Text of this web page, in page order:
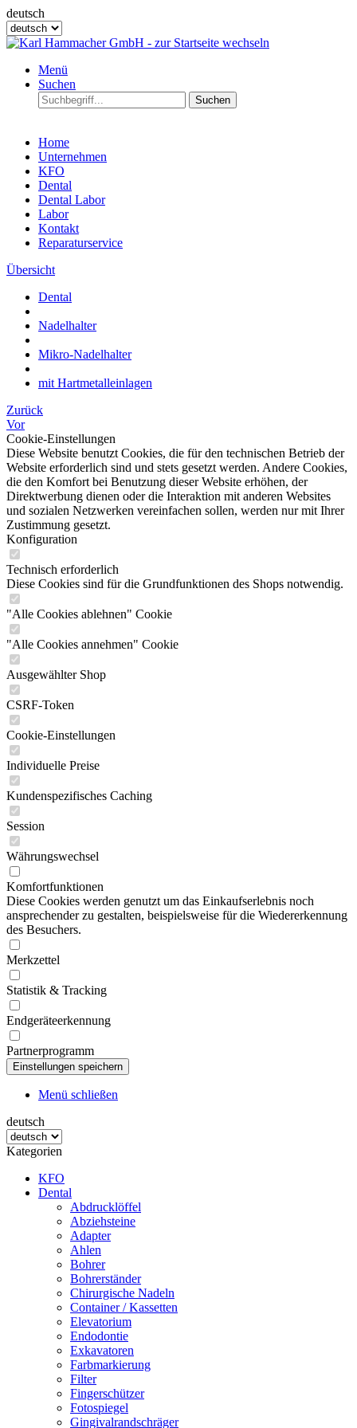
deutsch
Menü
Suchen
Suchen
Home
Unternehmen
KFO
Dental
Dental Labor
Labor
Kontakt
Reparaturservice
Übersicht
Dental
Nadelhalter
Mikro-Nadelhalter
mit Hartmetalleinlagen
Zurück
Vor
Cookie-Einstellungen
Diese Website benutzt Cookies, die für den technischen Betrieb der
Website erforderlich sind und stets gesetzt werden. Andere Cookies,
die den Komfort bei Benutzung dieser Website erhöhen, der
Direktwerbung dienen oder die Interaktion mit anderen Websites
und sozialen Netzwerken vereinfachen sollen, werden nur mit Ihrer
Zustimmung gesetzt.
Konfiguration
Technisch erforderlich
Diese Cookies sind für die Grundfunktionen des Shops notwendig.
"Alle Cookies ablehnen" Cookie
"Alle Cookies annehmen" Cookie
Ausgewählter Shop
CSRF-Token
Cookie-Einstellungen
Individuelle Preise
Kundenspezifisches Caching
Session
Währungswechsel
Komfortfunktionen
Diese Cookies werden genutzt um das Einkaufserlebnis noch
ansprechender zu gestalten, beispielsweise für die Wiedererkennung
des Besuchers.
Merkzettel
Statistik & Tracking
Endgeräteerkennung
Partnerprogramm
Menü schließen
deutsch
Kategorien
KFO
Dental
Abdrucklöffel
Abziehsteine
Adapter
Ahlen
Bohrer
Bohrerständer
Chirurgische Nadeln
Container / Kassetten
Elevatorium
Endodontie
Exkavatoren
Farbmarkierung
Filter
Fingerschützer
Fotospiegel
Gingivalrandschräger